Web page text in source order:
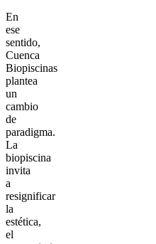
En
ese
sentido,
Cuenca
Biopiscinas
plantea
un
cambio
de
paradigma.
La
biopiscina
invita
a
resignificar
la
estética,
el